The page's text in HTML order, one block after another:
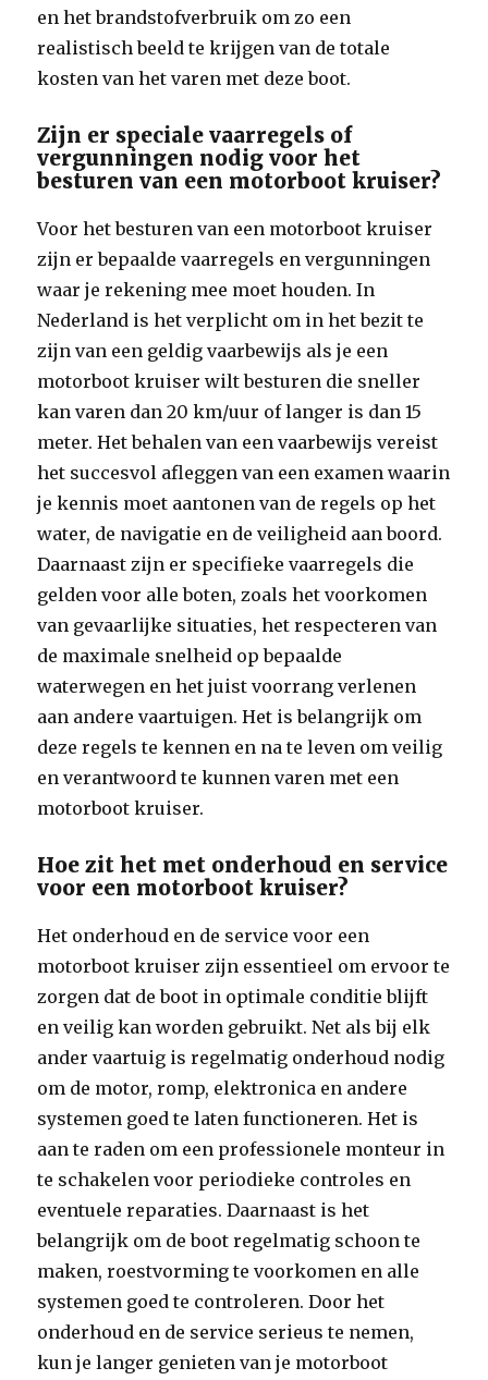
en het brandstofverbruik om zo een
realistisch beeld te krijgen van de totale
kosten van het varen met deze boot.
Zijn er speciale vaarregels of
vergunningen nodig voor het
besturen van een motorboot kruiser?
Voor het besturen van een motorboot kruiser
zijn er bepaalde vaarregels en vergunningen
waar je rekening mee moet houden. In
Nederland is het verplicht om in het bezit te
zijn van een geldig vaarbewijs als je een
motorboot kruiser wilt besturen die sneller
kan varen dan 20 km/uur of langer is dan 15
meter. Het behalen van een vaarbewijs vereist
het succesvol afleggen van een examen waarin
je kennis moet aantonen van de regels op het
water, de navigatie en de veiligheid aan boord.
Daarnaast zijn er specifieke vaarregels die
gelden voor alle boten, zoals het voorkomen
van gevaarlijke situaties, het respecteren van
de maximale snelheid op bepaalde
waterwegen en het juist voorrang verlenen
aan andere vaartuigen. Het is belangrijk om
deze regels te kennen en na te leven om veilig
en verantwoord te kunnen varen met een
motorboot kruiser.
Hoe zit het met onderhoud en service
voor een motorboot kruiser?
Het onderhoud en de service voor een
motorboot kruiser zijn essentieel om ervoor te
zorgen dat de boot in optimale conditie blijft
en veilig kan worden gebruikt. Net als bij elk
ander vaartuig is regelmatig onderhoud nodig
om de motor, romp, elektronica en andere
systemen goed te laten functioneren. Het is
aan te raden om een professionele monteur in
te schakelen voor periodieke controles en
eventuele reparaties. Daarnaast is het
belangrijk om de boot regelmatig schoon te
maken, roestvorming te voorkomen en alle
systemen goed te controleren. Door het
onderhoud en de service serieus te nemen,
kun je langer genieten van je motorboot